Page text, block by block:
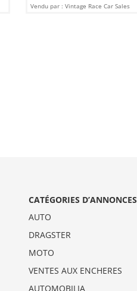
Vendu par : Vintage Race Car Sales
CATÉGORIES D’ANNONCES
AUTO
DRAGSTER
MOTO
VENTES AUX ENCHERES
AUTOMOBILIA